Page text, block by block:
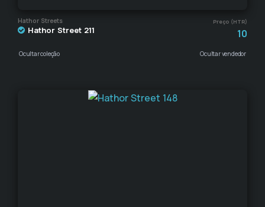
Hathor Streets Preço (HTR)
Hathor Street 211 10
Ocultar coleção Ocultar vendedor